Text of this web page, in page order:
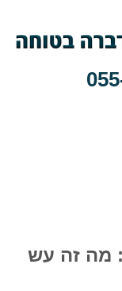
מה זה עש